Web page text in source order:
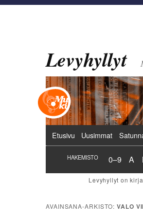
Levyhyllyt
Päävalikko
Etusivu Uusimmat
HAKEMISTO 0–9 A
AVAINSANA-ARKISTO:VALO